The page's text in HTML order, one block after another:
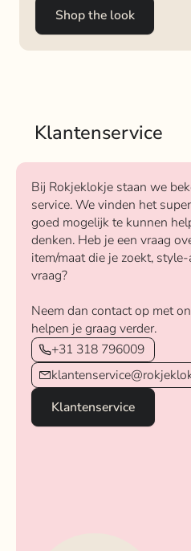
Shop the look
Klantenservice
Bij Rokjeklokje staan we
service. We vinden het
goed mogelijk te kunnen
denken. Heb je een vraag
item/maat die je zoekt,
vraag?
Neem dan contact op met
helpen je graag verder.
+31 318 796009
Klantenservice